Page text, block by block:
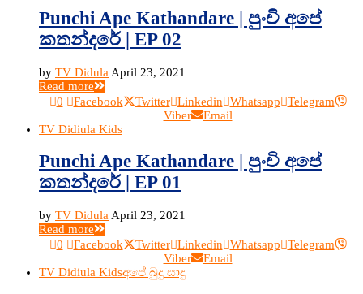
Punchi Ape Kathandare | පුංචි අපේ
කතන්දරේ | EP 02
by TV Didula April 23, 2021
Read more
0
Facebook Twitter Linkedin Whatsapp
Telegram
Viber
Email
TV Didiula Kids
Punchi Ape Kathandare | පුංචි අපේ
කතන්දරේ | EP 01
by TV Didula April 23, 2021
Read more
0
Facebook Twitter Linkedin Whatsapp
Telegram
Viber
Email
TV Didiula Kidsඅපේ බුදු සාදු